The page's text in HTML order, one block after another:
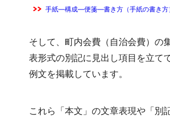
手紙―構成―便箋―書き方（手紙の書き
そして、町内会費（自治会費）の
表形式の別記に見出し項目を立て
例文を掲載しています。
これら「本文」の文章表現や「別